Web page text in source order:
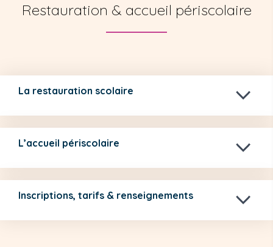
Restauration & accueil périscolaire
La restauration scolaire
L’accueil périscolaire
Inscriptions, tarifs & renseignements